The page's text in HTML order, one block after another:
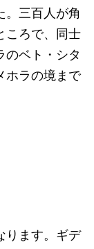
。三百人が角
ころで、同士
のベト・シタ
ホラの境まで
ります。ギデ